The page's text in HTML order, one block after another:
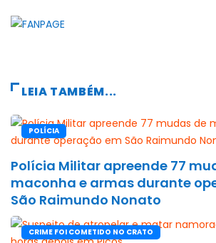
LEIA TAMBÉM...
POLÍCIA
Polícia Militar apreende 77
maconha e armas durante
São Raimundo Nonato
CRIME FOI COMETIDO NO CRATO